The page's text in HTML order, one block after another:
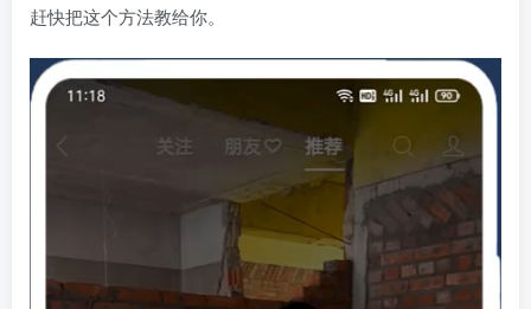
赶快把这个方法教给你。